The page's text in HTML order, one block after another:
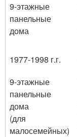
9-этажные
панельные
дома
1977-1998 г.г.
9-этажные
панельные
дома
(для
малосемейных)